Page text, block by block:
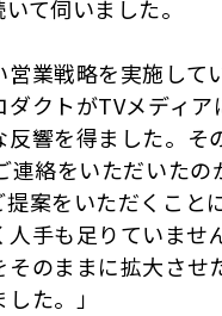
て伺いました。
業戦略を実施して
ダクトがTVメディア
反響を得ました。そ
連絡をいただいたの
提案をいただくこと
人手も足りていませ
そのままに拡大させ
た。」